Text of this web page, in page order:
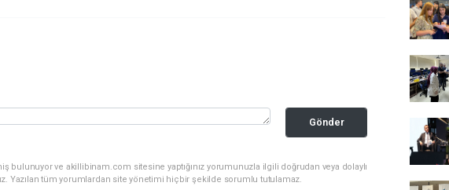
Gönder
bulunuyor ve akillibinam.com sitesine yaptığınız yorumunuzla ilgili doğrudan veya dolaylı
Yazılan tüm yorumlardan site yönetimi hiçbir şekilde sorumlu tutulamaz.